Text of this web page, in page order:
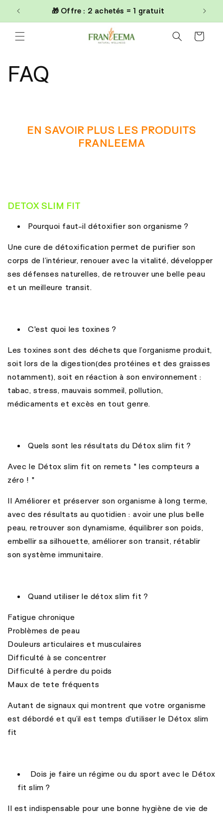
Skip to
content
🎁 Offre : 2 achetés = 1 gratuit
Cart
FAQ
EN SAVOIR PLUS LES PRODUITS
FRANLEEMA
DETOX SLIM FIT
Pourquoi faut-il détoxifier son organisme ?
Une cure de détoxification permet de purifier son
corps de l’intérieur, renouer avec la vitalité, développer
ses défenses naturelles, de retrouver une belle peau
et un meilleure transit.
C'est quoi les toxines ?
Les toxines sont des déchets que l’organisme produit,
soit lors de la digestion(des protéines et des graisses
notamment), soit en réaction à son environnement :
tabac, stress, mauvais sommeil, pollution,
médicaments et excès en tout genre.
Quels sont les résultats du Détox slim fit ?
Avec le Détox slim fit on remets " les compteurs a
zéro ! "
Il Améliorer et préserver son organisme à long terme,
avec des résultats au quotidien : avoir une plus belle
peau, retrouver son dynamisme, équilibrer son poids,
embellir sa silhouette, améliorer son transit, rétablir
son système immunitaire.
Quand utiliser le détox slim fit ?
Fatigue chronique
Problèmes de peau
Douleurs articulaires et musculaires
Difficulté à se concentrer
Difficulté à perdre du poids
Maux de tete fréquents
Autant de signaux qui montrent que votre organisme
est débordé et qu’il est temps d’utiliser le Détox slim
fit
Dois je faire un régime ou du sport avec le Détox
fit slim ?
Il est indispensable pour une bonne hygiène de vie de